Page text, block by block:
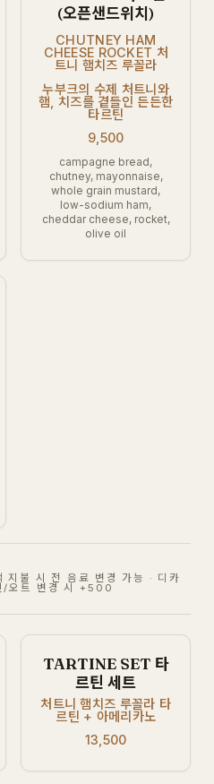
(오픈샌드위치)
CHUTNEY HAM
CHEESE ROCKET 처
트니 햄치즈 루꼴라
누부크의 수제 처트니와
햄, 치즈를 곁들인 든든한
타르틴
9,500
campagne bread,
chutney, mayonnaise,
whole grain mustard,
low-sodium ham,
cheddar cheese, rocket,
olive oil
지불 시 전 음료 변경 가능 · 디카
/오트 변경 시 +500
TARTINE SET 타
르틴 세트
처트니 햄치즈 루꼴라 타
르틴 + 아메리카노
13,500